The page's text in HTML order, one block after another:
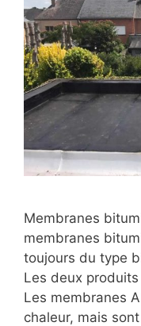
Membranes
membranes
toujours du type
Les deux
Les membranes
chaleur, mais